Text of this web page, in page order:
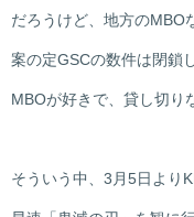
だろうけど、地方のMBO
案の定GSCの数件は閉鎖
MBOが好きで、貸し切り
そういう中、3月5日より